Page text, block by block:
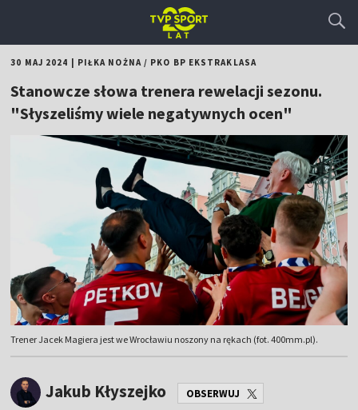
30 MAJ 2024 PIŁKA NOŻNA/ PKO BP EKSTRAKLASA
Stanowcze słowa trenera rewelacji sezonu.
"Słyszeliśmy wiele negatywnych ocen"
Trener Jacek Magiera jest we Wrocławiu noszony na rękach (fot. 400mm.pl).
Jakub Kłyszejko OBSERWUJ